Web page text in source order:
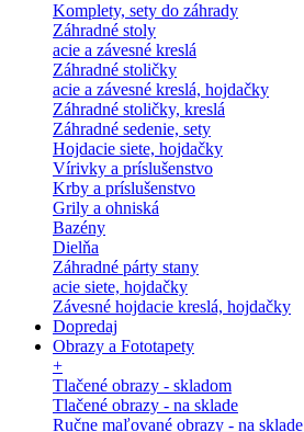
Komplety, sety do záhrady
Záhradné stoly
acie a závesné kreslá
Záhradné stoličky
acie a závesné kreslá, hojdačky
Záhradné stoličky, kreslá
Záhradné sedenie, sety
Hojdacie siete, hojdačky
Vírivky a príslušenstvo
Krby a príslušenstvo
Grily a ohniská
Bazény
Dielňa
Záhradné párty stany
acie siete, hojdačky
Závesné hojdacie kreslá, hojdačky
Dopredaj
Obrazy a Fototapety
+
Tlačené obrazy - skladom
Tlačené obrazy - na sklade
Ručne maľované obrazy - na sklade